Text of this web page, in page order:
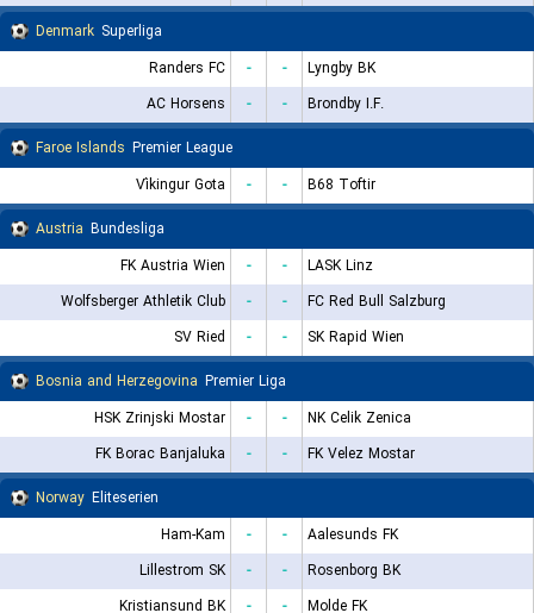
Denmark Superliga
Randers FC
- -
Lyngby BK
AC Horsens
- -
Brondby I.F.
Faroe Islands Premier League
Víkingur Gota
- -
B68 Toftir
Austria Bundesliga
FK Austria Wien
- -
LASK Linz
Wolfsberger Athletik Club
- -
FC Red Bull Salzburg
SV Ried
- -
SK Rapid Wien
Bosnia and Herzegovina Premier Liga
HSK Zrinjski Mostar
- -
NK Celik Zenica
FK Borac Banjaluka
- -
FK Velez Mostar
Norway Eliteserien
Ham-Kam
- -
Aalesunds FK
Lillestrom SK
- -
Rosenborg BK
Kristiansund BK
- -
Molde FK